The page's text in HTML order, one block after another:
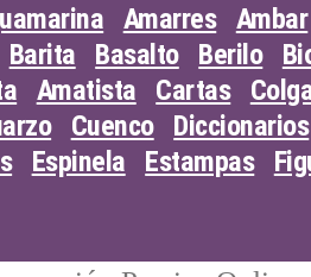
Amarres Ambar
Barita Basalto Berilo
Amatista Cartas
Cuenco Diccionarios
Espinela Estampas